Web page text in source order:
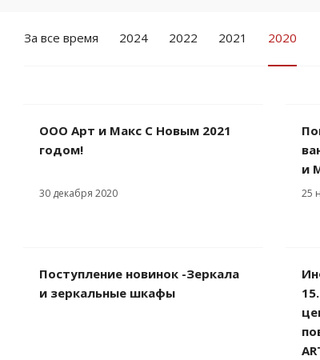
За все время 2024 2022 2021 2020
ООО Арт и Макс С Новым 2021
годом!
30 декабря 2020
и
25
Поступление новинок -Зеркала
и зеркальные шкафы